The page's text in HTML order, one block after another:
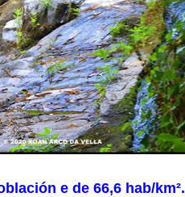
e de 66,6 hab/km².